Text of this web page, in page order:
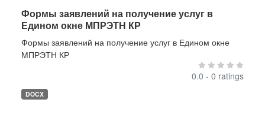
Формы заявлений на получение услуг в
Едином окне МПРЭТН КР
Формы заявлений на получение услуг в Едином окне
МПРЭТН КР
0.0 - 0 ratings
DOCX